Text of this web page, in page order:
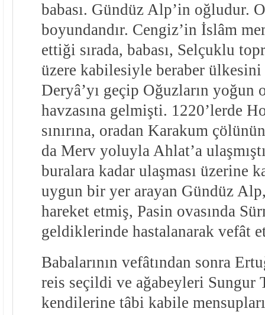
babası. Gündüz Alp’in oğludur.
boyundandır. Cengiz’in İslâm
ettiği sırada, babası, Selçuklu
üzere kabilesiyle beraber
Deryâ’yı geçip Oğuzların yoğun
havzasına gelmişti. 1220’lerde
sınırına, oradan Karakum
da Merv yoluyla Ahlat’a
buralara kadar ulaşması üzerine
uygun bir yer arayan Gündüz
hareket etmiş, Pasin ovasında
geldiklerinde hastalanarak vefât
Babalarının vefâtından sonra
reis seçildi ve ağabeyleri Sungur
kendilerine tâbi kabile